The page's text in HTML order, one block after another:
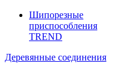
Шипорезные
приспособления
TREND
Деревянные соединения